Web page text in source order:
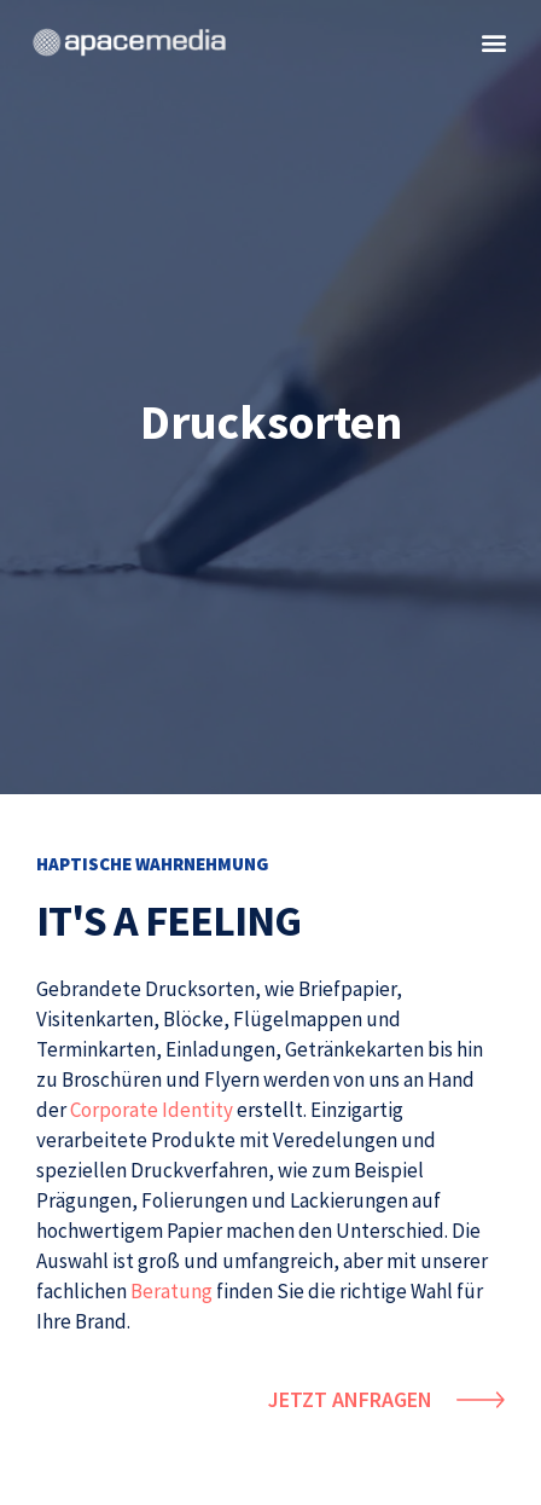
Drucksorten
HAPTISCHE WAHRNEHMUNG
IT'S A FEELING
Gebrandete Drucksorten, wie Briefpapier,
Visitenkarten, Blöcke, Flügelmappen und
Terminkarten, Einladungen, Getränkekarten bis hin
zu Broschüren und Flyern werden von uns an Hand
derCorporate Identityerstellt. Einzigartig
verarbeitete Produkte mit Veredelungen und
speziellen Druckverfahren, wie zum Beispiel
Prägungen, Folierungen und Lackierungen auf
hochwertigem Papier machen den Unterschied. Die
Auswahl ist groß und umfangreich, aber mit unserer
fachlichenBeratung finden Sie die richtige Wahl für
Ihre Brand.
JETZT ANFRAGEN